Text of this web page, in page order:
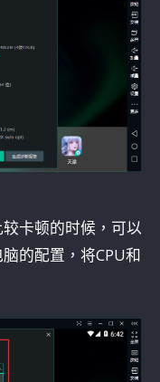
卡顿的时候，可以
的配置，将CPU和